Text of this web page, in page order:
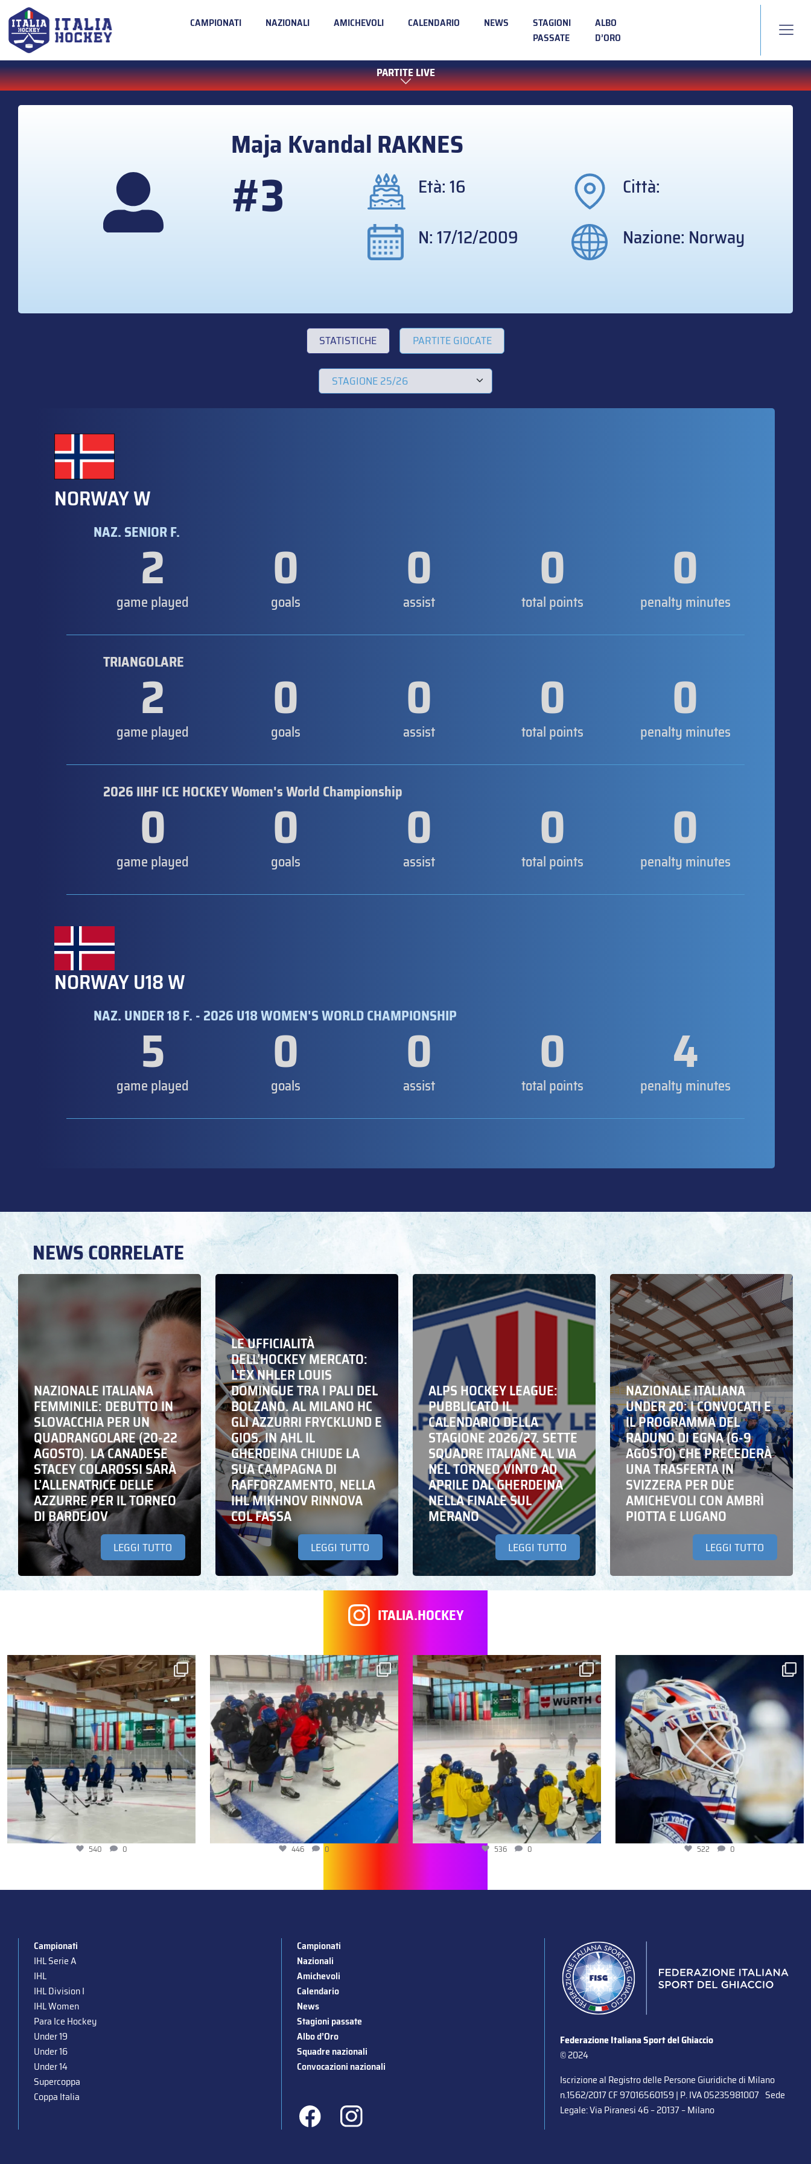
CAMPIONATI NAZIONALI AMICHEVOLI CALENDARIO NEWS
STAGIONI
PASSATE
ALBO
D’ORO
PARTITE LIVE
Maja KvandalRAKNES
#3 Età: 16
Città:
N: 17/12/2009
Nazione: Norway
STATISTICHE PARTITE GIOCATE
NORWAY W
NAZ. SENIOR F.
2
game played 0
goals 0
assist 0
total points 0
penalty minutes
TRIANGOLARE
2
game played 0
goals 0
assist 0
total points 0
penalty minutes
2026 IIHF ICE HOCKEY Women's World Championship
0
game played 0
goals 0
assist 0
total points 0
penalty minutes
NORWAY U18 W
NAZ. UNDER 18 F. - 2026 U18 WOMEN'S WORLD CHAMPIONSHIP
5
game played 0
goals 0
assist 0
total points 4
penalty minutes
NEWS CORRELATE
NAZIONALE ITALIANA
FEMMINILE: DEBUTTO IN
SLOVACCHIA PER UN
QUADRANGOLARE (20-22
AGOSTO). LA CANADESE
STACEY COLAROSSI SARÀ
L’ALLENATRICE DELLE
AZZURRE PER IL TORNEO
DI BARDEJOV
LEGGI TUTTO
LE UFFICIALITÀ
DELL’HOCKEY MERCATO:
L’EX NHLER LOUIS
DOMINGUE TRA I PALI DEL
BOLZANO. AL MILANO HC
GLI AZZURRI FRYCKLUND E
GIOS. IN AHL IL
GHERDEINA CHIUDE LA
SUA CAMPAGNA DI
RAFFORZAMENTO, NELLA
IHL MIKHNOV RINNOVA
COL FASSA
LEGGI TUTTO
ALPS HOCKEY LEAGUE:
PUBBLICATO IL
CALENDARIO DELLA
STAGIONE 2026/27. SETTE
SQUADRE ITALIANE AL VIA
NEL TORNEO VINTO AD
APRILE DAL GHERDEINA
NELLA FINALE SUL
MERANO
LEGGI TUTTO
NAZIONALE ITALIANA
UNDER 20: I CONVOCATI E
IL PROGRAMMA DEL
RADUNO DI EGNA (6-9
AGOSTO) CHE PRECEDERÀ
UNA TRASFERTA IN
SVIZZERA PER DUE
AMICHEVOLI CON AMBRÌ
PIOTTA E LUGANO
LEGGI TUTTO
ITALIA.HOCKEY
540 0 446 0 536 0 522 0
Campionati
IHL Serie A
IHL
IHL Division I
IHL Women
Para Ice Hockey
Under 19
Under 16
Under 14
Supercoppa
Coppa Italia
Campionati
Nazionali
Amichevoli
Calendario
News
Stagioni passate
Albo d’Oro
Squadre nazionali
Convocazioni nazionali
Federazione Italiana Sport del Ghiaccio
© 2024
Iscrizione al Registro delle Persone Giuridiche di Milano
n.1562/2017 CF 97016560159 | P. IVA 05235981007 Sede
Legale: Via Piranesi 46 – 20137 – Milano